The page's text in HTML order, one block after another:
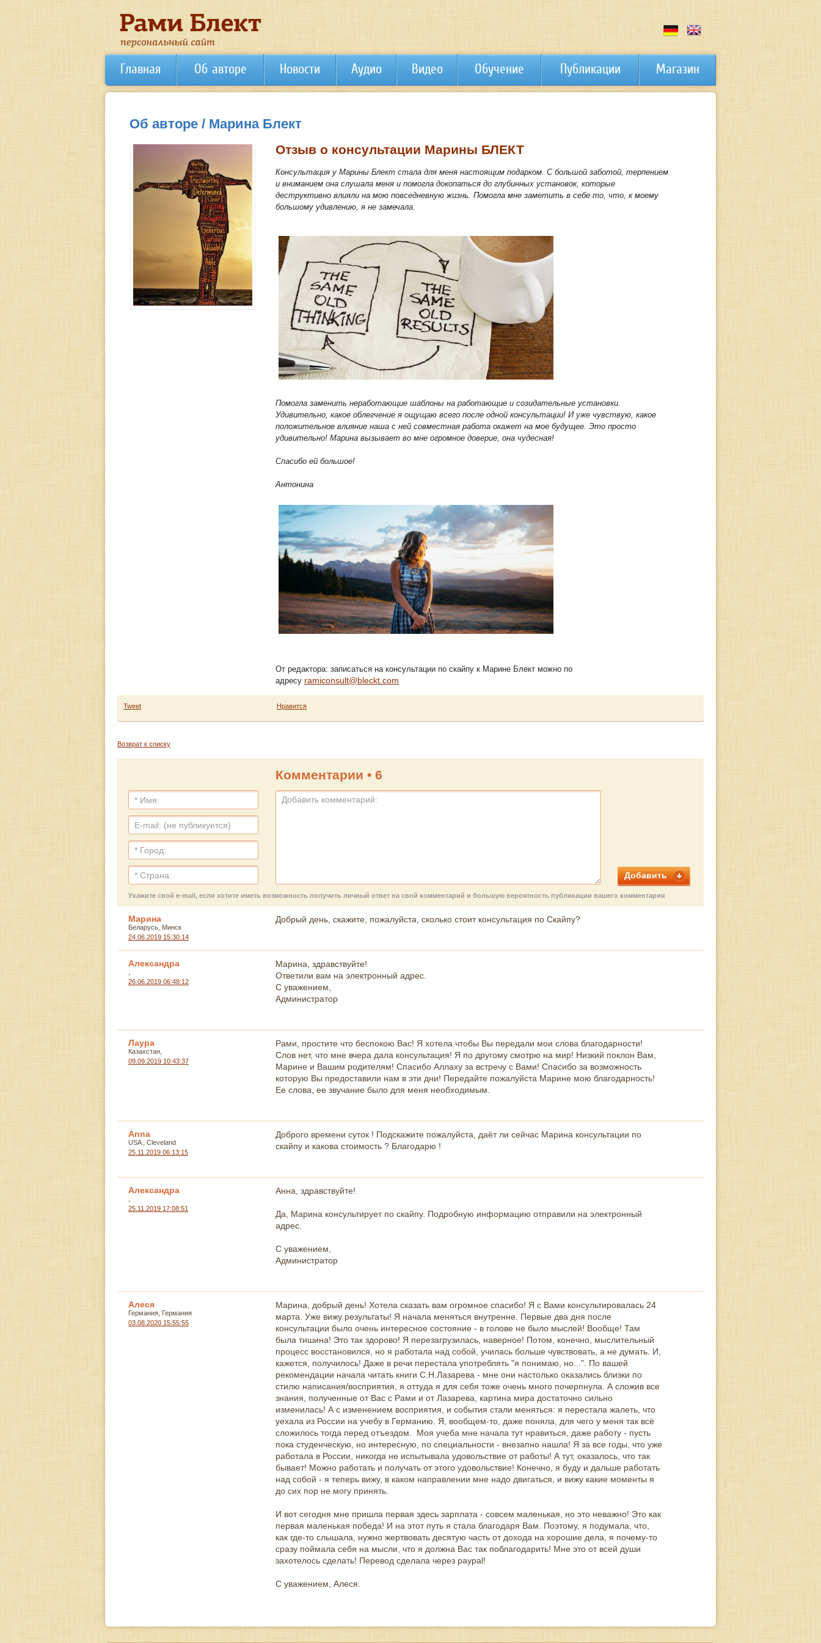
Главная Об авторе Новости Аудио Видео Обучение Публикации Магазин
Об авторе / Марина Блект
Отзыв о консультации Марины БЛЕКТ
Консультация у Марины Блект стала для меня настоящим подарком. С большой заботой, терпением
и вниманием она слушала меня и помогла докопаться до глубинных установок, которые
деструктивно влияли на мою повседневную жизнь. Помогла мне заметить в себе то, что, к моему
большому удивлению, я не замечала.
Помогла заменить неработающие шаблоны на работающие и созидательные установки.
Удивительно, какое облегчение я ощущаю всего после одной консультации! И уже чувствую, какое
положительное влияние наша с ней совместная работа окажет на мое будущее. Это просто
удивительно! Марина вызывает во мне огромное доверие, она чудесная!
Спасибо ей большое!
Антонина
От редактора: записаться на консультации по скайпу к Марине Блект можно по
адресу ramiconsult@bleckt.com
Tweet Нравится
Возврат к списку
Комментарии • 6
Добавить
Укажите свой e-mail, если хотите иметь возможность получить личный ответ на свой комментарий и большую вероятность публикации вашего комментария
Марина
Беларусь, Минск
24.06.2019 15:30:14
Добрый день, скажите, пожалуйста, сколько стоит консультация по Скайпу?
Александра
26.06.2019 06:48:12
Марина, здравствуйте!
Ответили вам на электронный адрес.
С уважением,
Администратор
Лаура
Казахстан,
09.09.2019 10:43:37
Рами, простите что беспокою Вас! Я хотела чтобы Вы передали мои слова благодарности!
Слов нет, что мне вчера дала консультация! Я по другому смотрю на мир! Низкий поклон Вам,
Марине и Вашим родителям! Спасибо Аллаху за встречу с Вами! Спасибо за возможность
которую Вы предоставили нам в эти дни! Передайте пожалуйста Марине мою благодарность!
Ее слова, ее звучание было для меня необходимым.
Anna
USA , Cleveland
25.11.2019 06:13:15
Доброго времени суток ! Подскажите пожалуйста, даёт ли сейчас Марина консультации по
скайпу и какова стоимость ? Благодарю !
Александра
25.11.2019 17:08:51
Анна, здравствуйте!
Да, Марина консультирует по скайпу. Подробную информацию отправили на электронный
адрес.
С уважением,
Администратор
Алеся
Германия, Германия
03.08.2020 15:55:55
Марина, добрый день! Хотела сказать вам огромное спасибо! Я с Вами консультировалась 24
марта. Уже вижу результаты! Я начала меняться внутренне. Первые два дня после
консультации было очень интересное состояние - в голове не было мыслей! Вообще! Там
была тишина! Это так здорово! Я перезагрузилась, наверное! Потом, конечно, мыслительный
процесс восстановился, но я работала над собой, училась больше чувствовать, а не думать. И,
кажется, получилось! Даже в речи перестала употреблять "я понимаю, но...". По вашей
рекомендации начала читать книги С.Н.Лазарева - мне они настолько оказались близки по
стилю написания/восприятия, я оттуда я для себя тоже очень много почерпнула. А сложив все
знания, полученные от Вас с Рами и от Лазарева, картина мира достаточно сильно
изменилась! А с изменением восприятия, и события стали меняться: я перестала жалеть, что
уехала из России на учебу в Германию. Я, вообщем-то, даже поняла, для чего у меня так всё
сложилось тогда перед отъездом. Моя учеба мне начала тут нравиться, даже работу - пусть
пока студенческую, но интересную, по специальности - внезапно нашла! Я за все годы, что уже
работала в России, никогда не испытывала удовольствие от работы! А тут, оказалось, что так
бывает! Можно работать и получать от этого удовольствие! Конечно, я буду и дальше работать
над собой - я теперь вижу, в каком направлении мне надо двигаться, и вижу какие моменты я
до сих пор не могу принять.
И вот сегодня мне пришла первая здесь зарплата - совсем маленькая, но это неважно! Это как
первая маленькая победа! И на этот путь я стала благодаря Вам. Поэтому, я подумала, что,
как где-то слышала, нужно жертвовать десятую часть от дохода на хорошие дела, я почему-то
сразу поймала себя на мысли, что я должна Вас так поблагодарить! Мне это от всей души
захотелось сделать! Перевод сделала через paypal!
С уважением, Алеся.
new